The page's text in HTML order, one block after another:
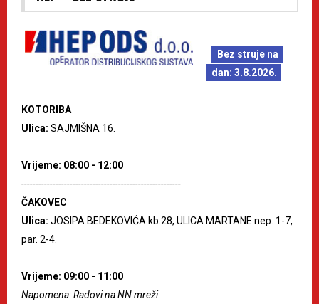
Bez struje na
dan: 3.8.2026.
KOTORIBA
Ulica: SAJMIŠNA 16.
Vrijeme: 08:00 - 12:00
--------------------------------------------------------
ČAKOVEC
Ulica: JOSIPA BEDEKOVIĆA kb.28, ULICA MARTANE nep. 1-7,
par. 2-4.
Vrijeme: 09:00 - 11:00
Napomena: Radovi na NN mreži